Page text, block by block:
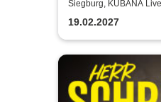
Disturbed
Siegburg, KUBANA
19.02.2027